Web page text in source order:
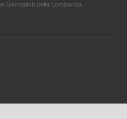
Giornalisti della Lombardia.